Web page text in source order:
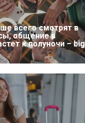
всего смотрят в
общение в
к полуночи – big